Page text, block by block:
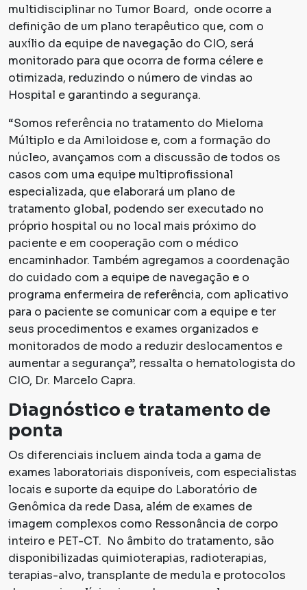
multidisciplinar no Tumor Board, onde ocorre a
definição de um plano terapêutico que, com o
auxílio da equipe de navegação do CIO, será
monitorado para que ocorra de forma célere e
otimizada, reduzindo o número de vindas ao
Hospital e garantindo a segurança.
“Somos referência no tratamento do Mieloma
Múltiplo e da Amiloidose e, com a formação do
núcleo, avançamos com a discussão de todos os
casos com uma equipe multiprofissional
especializada, que elaborará um plano de
tratamento global, podendo ser executado no
próprio hospital ou no local mais próximo do
paciente e em cooperação com o médico
encaminhador. Também agregamos a coordenação
do cuidado com a equipe de navegação e o
programa enfermeira de referência, com aplicativo
para o paciente se comunicar com a equipe e ter
seus procedimentos e exames organizados e
monitorados de modo a reduzir deslocamentos e
aumentar a segurança”, ressalta o hematologista do
CIO, Dr. Marcelo Capra.
Diagnóstico e tratamento de
ponta
Os diferenciais incluem ainda toda a gama de
exames laboratoriais disponíveis, com especialistas
locais e suporte da equipe do Laboratório de
Genômica da rede Dasa, além de exames de
imagem complexos como Ressonância de corpo
inteiro e PET-CT. No âmbito do tratamento, são
disponibilizadas quimioterapias, radioterapias,
terapias-alvo, transplante de medula e protocolos